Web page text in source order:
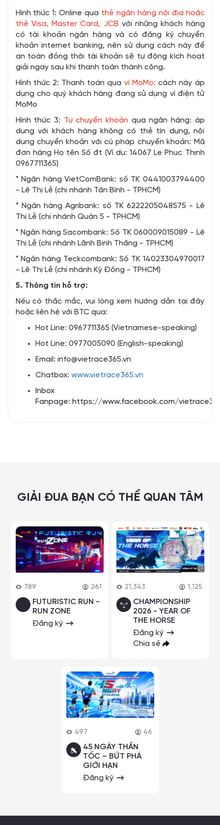
Hình thức 1: Online qua thẻ ngân hàng nội địa hoặc
thẻ Visa, Master Card, JCB với những khách hàng
có tài khoản ngân hàng và có đăng ký chuyển
khoản internet banking, nên sử dụng cách này để
an toàn đồng thời tài khoản sẽ tự động kích hoạt
giải ngay sau khi thanh toán thành công.
Hình thức 2: Thanh toán qua ví MoMo: cách này áp
dụng cho quý khách hàng đang sử dụng ví điện tử
MoMo
Hình thức 3: Tự chuyển khoản qua ngân hàng: áp
dụng với khách hàng không có thẻ tín dụng, nội
dung chuyển khoản với cú pháp chuyển khoản: Mã
đơn hàng Họ tên Số đt (Ví dụ: 14067 Le Phuc Thinh
0967711365)
* Ngân hàng VietComBank: số TK 0441003794400
- Lê Thị Lễ (chi nhánh Tân Bình - TPHCM)
* Ngân hàng Agribank: số TK 6222205048575 - Lê
Thị Lễ (chi nhánh Quận 5 - TPHCM)
* Ngân hàng Sacombank: Số TK 060009015089 - Lê
Thị Lễ (chi nhánh Lãnh Binh Thăng - TPHCM)
* Ngân hàng Teckcombank: Số TK 14023304970017
- Lê Thị Lễ (chi nhánh Kỳ Đồng - TPHCM)
5. Thông tin hỗ trợ:
Nếu có thắc mắc, vui lòng xem hướng dẫn tại đây
hoặc liên hệ với BTC qua:
Hot Line: 0967711365 (Vietnamese-speaking)
Hot Line: 0977005090 (English-speaking)
Email: info@vietrace365.vn
Chatbox: www.vietrace365.vn
Inbox
Fanpage: https://www.facebook.com/
GIẢI ĐUA BẠN CÓ THỂ QUAN TÂM
789 261
FUTURISTIC RUN -
RUN ZONE
Đăng ký
21,343 1,125
CHAMPIONSHIP
2026 - YEAR OF
THE HORSE
Đăng ký
Chia sẻ
497 46
45 NGÀY THẦN
TỐC – BỨT PHÁ
GIỚI HẠN
Đăng ký